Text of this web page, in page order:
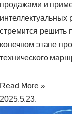
продажами и
интеллектуальных
стремится решить
конечном этапе
технического
Read More »
2025.5.23.